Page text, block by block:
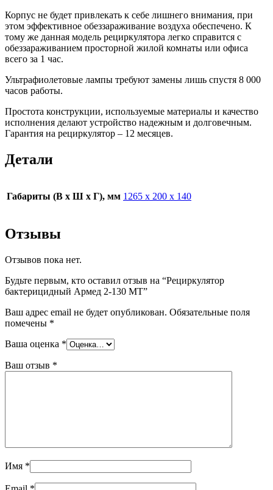
Корпус не будет привлекать к себе лишнего внимания, при
этом эффективное обеззараживание воздуха обеспечено. К
тому же данная модель рециркулятора легко справится с
обеззараживанием просторной жилой комнаты или офиса
всего за 1 час.
Ультрафиолетовые лампы требуют замены лишь спустя 8 000
часов работы.
Простота конструкции, используемые материалы и качество
исполнения делают устройство надежным и долговечным.
Гарантия на рециркулятор – 12 месяцев.
Детали
Габариты (В х Ш х Г), мм 1265 х 200 х 140
Отзывы
Отзывов пока нет.
Будьте первым, кто оставил отзыв на “Рециркулятор
бактерицидный Армед 2-130 МТ”
Ваш адрес email не будет опубликован. Обязательные поля
помечены *
Ваша оценка *
Ваш отзыв *
Имя *